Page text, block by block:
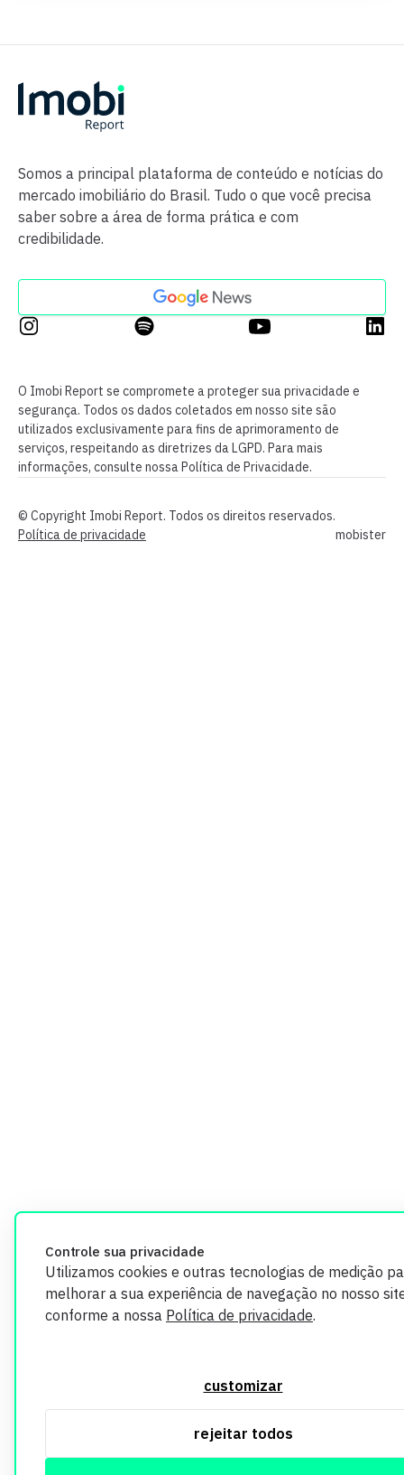
Controle sua privacidade
Utilizamos cookies e outras tecnologias de medição
melhorar a sua experiência de navegação no nosso
conforme a nossa Política de privacidade.
customizar
rejeitar todos
Somos a principal plataforma de conteúdo e notícias do
mercado imobiliário do Brasil. Tudo o que você precisa
saber sobre a área de forma prática e com
credibilidade.
O Imobi Report se compromete a proteger sua privacidade e
segurança. Todos os dados coletados em nosso site são
utilizados exclusivamente para fins de aprimoramento de
serviços, respeitando as diretrizes da LGPD. Para mais
informações, consulte nossa Política de Privacidade.
© Copyright Imobi Report. Todos os direitos reservados.
Política de privacidade
mobister